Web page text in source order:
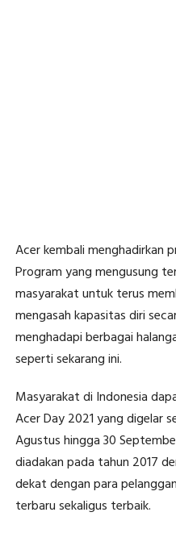
Acer kembali menghadirkan
Program yang mengusung
masyarakat untuk terus
mengasah kapasitas diri
menghadapi berbagai
seperti sekarang ini.
Masyarakat di Indonesia
Acer Day 2021 yang digelar
Agustus hingga 30
diadakan pada tahun 2017
dekat dengan para
terbaru sekaligus terbaik.